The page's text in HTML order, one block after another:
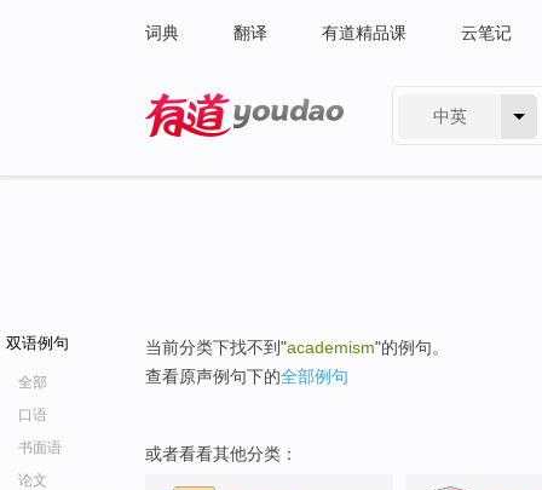
词典 翻译 有道精品课 云笔记
中英
双语例句
全部
口语
书面语
论文
当前分类下找不到"academism"的例句。
查看原声例句下的全部例句
或者看看其他分类：